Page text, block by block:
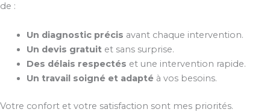
de :
Un diagnostic précis avant chaque intervention.
Un devis gratuitet sans surprise.
Des délais respectés et une intervention rapide.
Un travail soigné et adaptéà vos besoins.
Votre confort et votre satisfaction sont mes priorités.